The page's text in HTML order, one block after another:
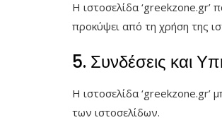
Η ιστοσελίδα ‘greekzone.gr’
προκύψει από τη χρήση της
5. Συνδέσεις και
Η ιστοσελίδα ‘greekzone.gr’
των ιστοσελίδων.